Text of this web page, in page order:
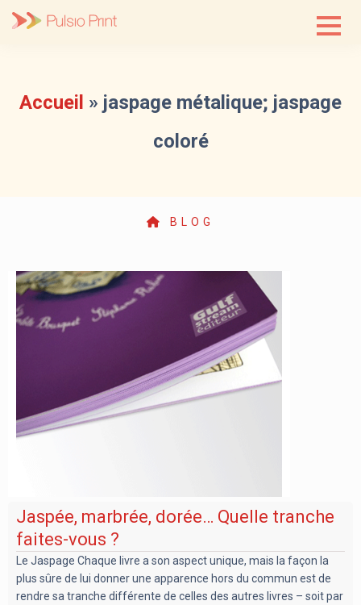
Accueil » jaspage métalique; jaspage
coloré
BLOG
Jaspée, marbrée, dorée… Quelle tranche
faites-vous ?
Le Jaspage Chaque livre a son aspect unique, mais la façon la
plus sûre de lui donner une apparence hors du commun est de
rendre sa tranche différente de celles des autres livres – soit par